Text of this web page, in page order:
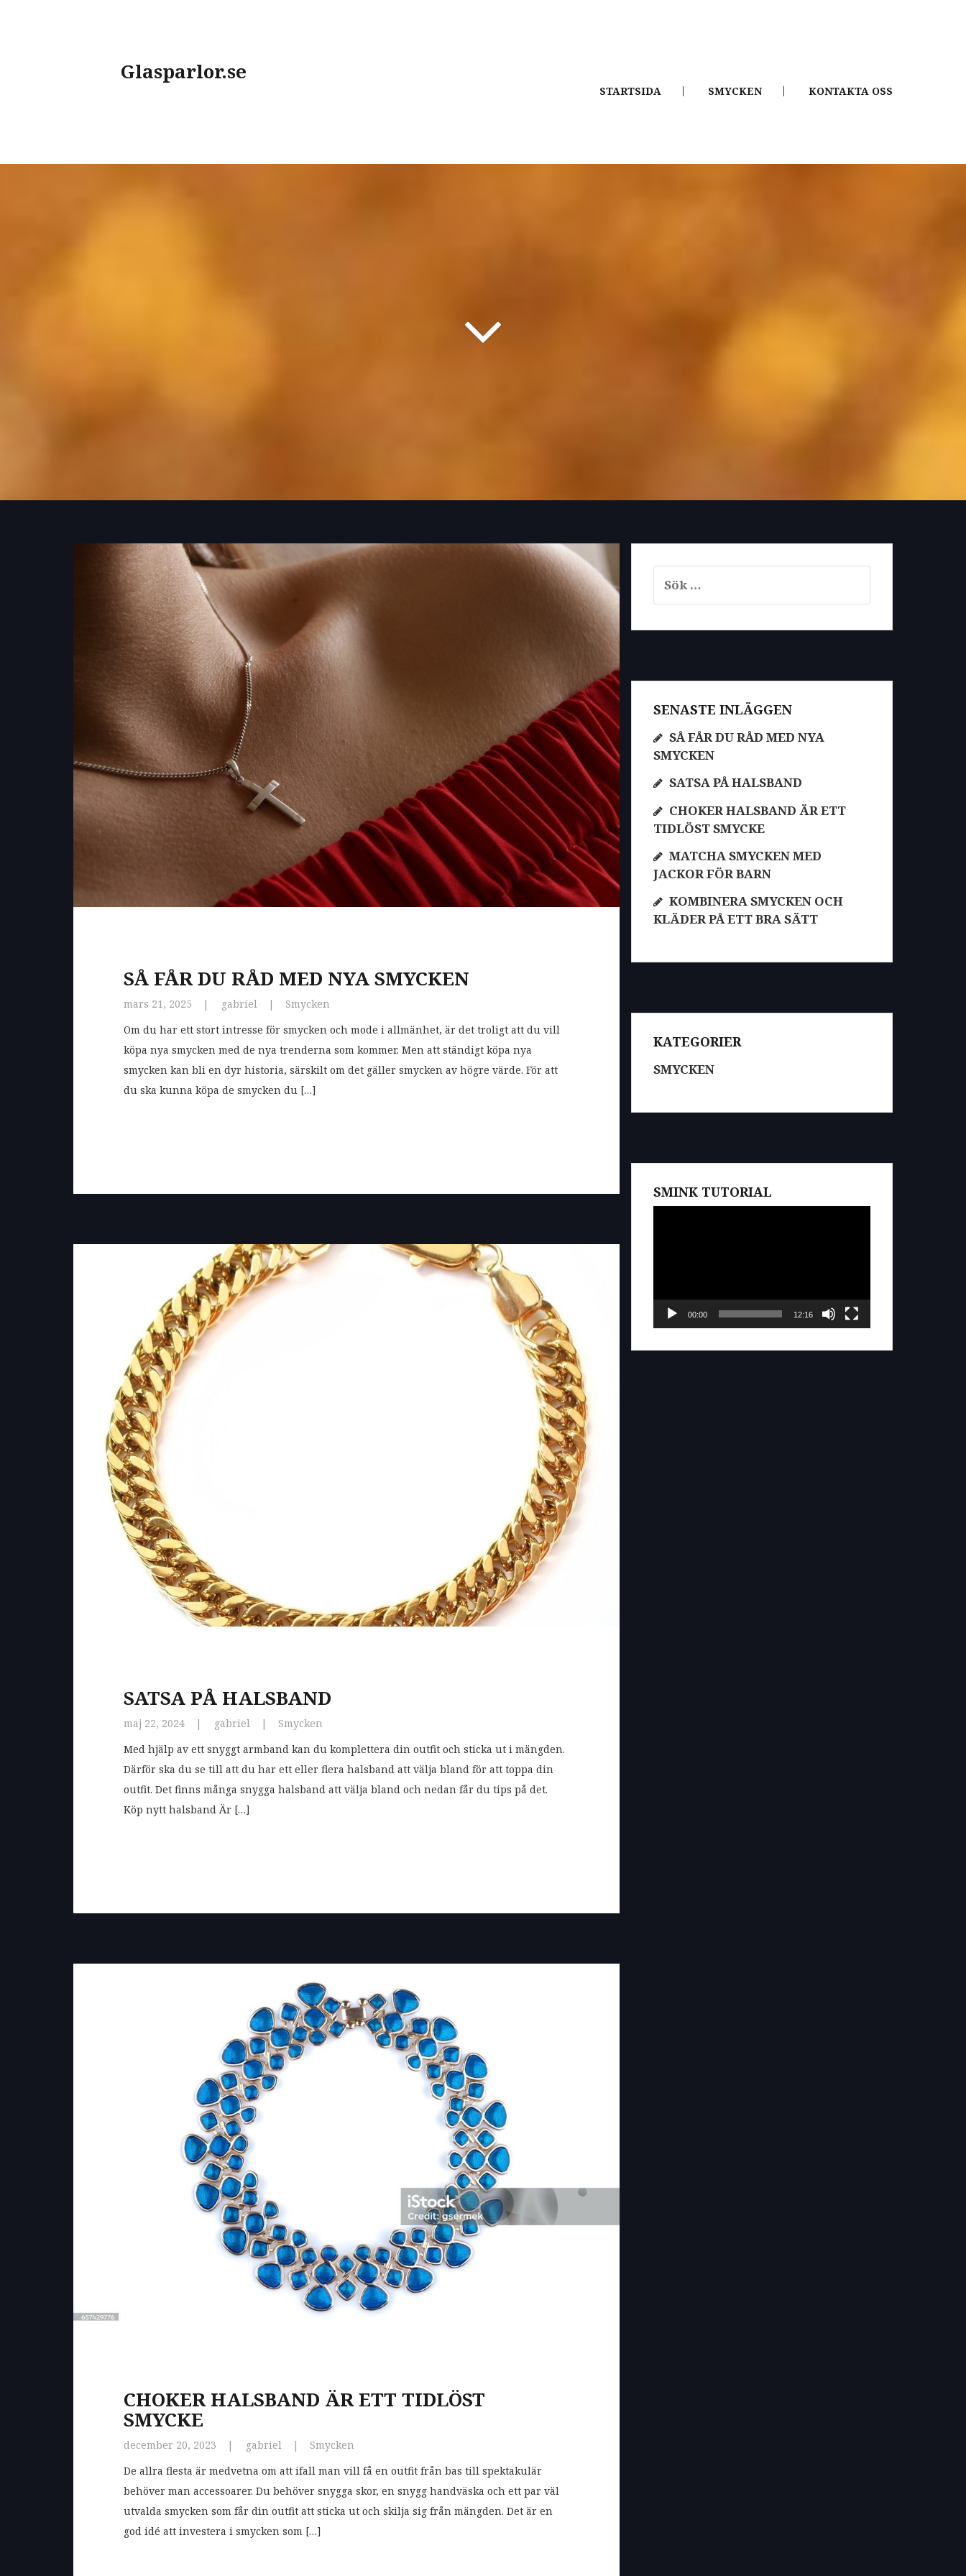
Glasparlor.se
STARTSIDA SMYCKEN KONTAKTA OSS
SÅ FÅR DU RÅD MED NYA SMYCKEN
mars 21, 2025 gabriel
Smycken
Om du har ett stort intresse för smycken och mode i allmänhet, är det troligt att du vill
köpa nya smycken med de nya trenderna som kommer. Men att ständigt köpa nya
smycken kan bli en dyr historia, särskilt om det gäller smycken av högre värde. För att
du ska kunna köpa de smycken du […]
SATSA PÅ HALSBAND
maj 22, 2024 gabriel
Smycken
Med hjälp av ett snyggt armband kan du komplettera din outfit och sticka ut i mängden.
Därför ska du se till att du har ett eller flera halsband att välja bland för att toppa din
outfit. Det finns många snygga halsband att välja bland och nedan får du tips på det.
Köp nytt halsband Är […]
CHOKER HALSBAND ÄR ETT TIDLÖST
SMYCKE
december 20, 2023 gabriel
Smycken
De allra flesta är medvetna om att ifall man vill få en outfit från bas till spektakulär
behöver man accessoarer. Du behöver snygga skor, en snygg handväska och ett par väl
utvalda smycken som får din outfit att sticka ut och skilja sig från mängden. Det är en
god idé att investera i smycken som […]
efter:
SENASTE INLÄGGEN
SÅ FÅR DU RÅD MED NYA
SMYCKEN
SATSA PÅ HALSBAND
CHOKER HALSBAND ÄR ETT
TIDLÖST SMYCKE
MATCHA SMYCKEN MED
JACKOR FÖR BARN
KOMBINERA SMYCKEN OCH
KLÄDER PÅ ETT BRA SÄTT
KATEGORIER
SMYCKEN
SMINK TUTORIAL
00:00 12:16